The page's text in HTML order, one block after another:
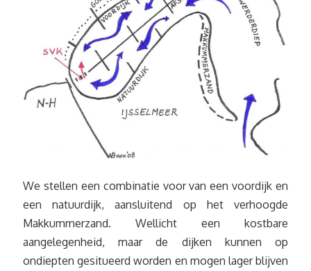
We stellen een combinatie voor van een voordijk en
een natuurdijk, aansluitend op het verhoogde
Makkummerzand. Wellicht een kostbare
aangelegenheid, maar de dijken kunnen op
ondiepten gesitueerd worden en mogen lager blijven